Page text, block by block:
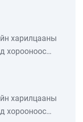
харилцааны
хорооноос
мэдээлэл
байна. Цуврал
харилцааны
хорооноос